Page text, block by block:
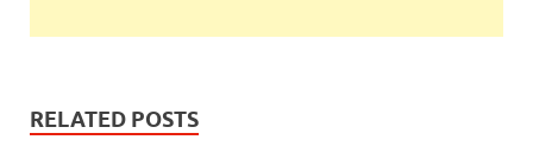
RELATED POSTS